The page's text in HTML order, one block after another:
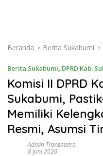
Beranda Berita Sukabumi
Berita Sukabumi, DPRD Kab.
Komisi II DPRD
Sukabumi,
Memiliki
Resmi, Asumsi
Admin Transmetro
8 Juni 2026